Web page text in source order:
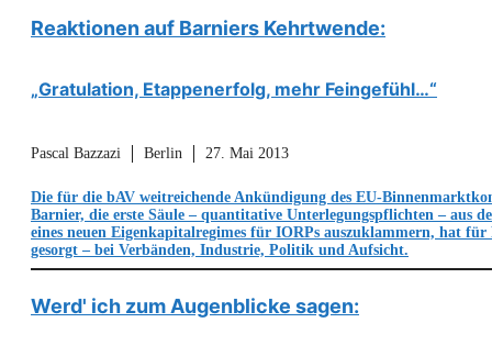
Reaktionen auf Barniers Kehrtwende:
„Gratulation, Etappenerfolg, mehr Feingefühl…“
Pascal Bazzazi Berlin 27. Mai 2013
Die für die bAV weitreichende Ankündigung des EU-
Barnier, die erste Säule – quantitative Unterlegungspflichten – aus
eines neuen Eigenkapitalregimes für IORPs auszuklammern, hat für
gesorgt – bei Verbänden, Industrie, Politik und Aufsicht.
Werd' ich zum Augenblicke sagen: